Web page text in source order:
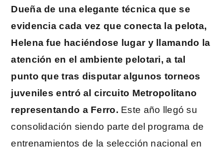
Dueña de una elegante técnica que se
evidencia cada vez que conecta la pelota,
Helena fue haciéndose lugar y llamando la
atención en el ambiente pelotari, a tal
punto que tras disputar algunos torneos
juveniles entró al circuito Metropolitano
representando a Ferro. Este año llegó su
consolidación siendo parte del programa de
entrenamientos de la selección nacional en